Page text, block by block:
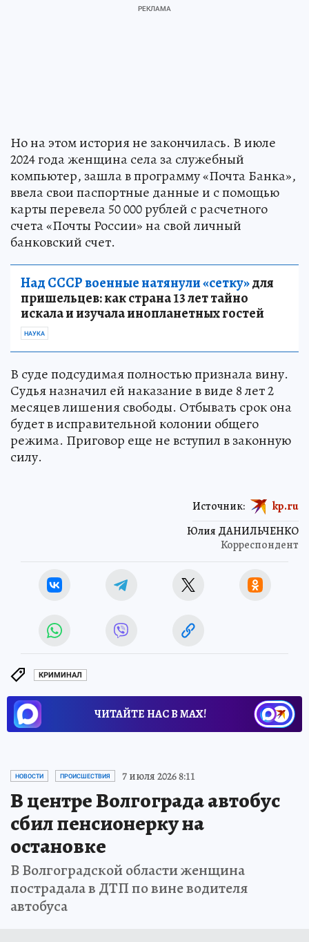
Но на этом история не закончилась. В июле
2024 года женщина села за служебный
компьютер, зашла в программу «Почта Банка»,
ввела свои паспортные данные и с помощью
карты перевела 50 000 рублей с расчетного
счета «Почты России» на свой личный
банковский счет.
Над СССР военные натянули «сетку»для
пришельцев: как страна 13 лет тайно
искала и изучала инопланетных гостей
НАУКА
В суде подсудимая полностью признала вину.
Судья назначил ей наказание в виде 8 лет 2
месяцев лишения свободы. Отбывать срок она
будет в исправительной колонии общего
режима. Приговор еще не вступил в законную
силу.
Юлия ДАНИЛЬЧЕНКО
Корреспондент
Источник: kp.ru
КРИМИНАЛ
ЧИТАЙТЕ НАС В МАХ!
НОВОСТИ ПРОИСШЕСТВИЯ 7 июля 2026 8:11
В центре Волгограда автобус
сбил пенсионерку на
остановке
В Волгоградской области женщина
пострадала в ДТП по вине водителя
автобуса